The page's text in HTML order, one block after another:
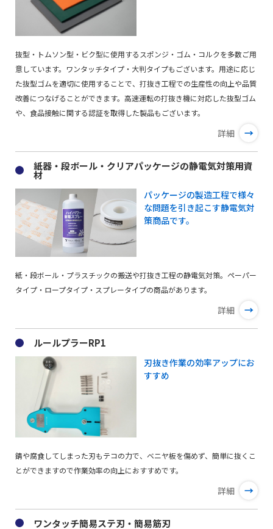
→
詳細
抜型・トムソン型・ビク型に使用するスポンジ・ゴム・コルクを多数ご用
意しています。ワンタッチタイプ・大判タイプもございます。用途に応じ
た抜型ゴムを適切に使用することで、打抜き工程での生産性の向上や品質
改善につなげることができます。高速運転の打抜き機に対応した抜型ゴム
や、食品接触に関する認証を取得した製品もございます。
紙器・段ボール・クリアパッケージの静電気対策用資
材
パッケージの製造工程で様々
な問題を引き起こす静電気対
策商品です。
→
詳細
紙・段ボール・プラスチックの搬送や打抜き工程の静電気対策。ペーパー
タイプ・ロープタイプ・スプレータイプの商品があります。
ルールプラーRP1
刃抜き作業の効率アップにお
すすめ
→
詳細
錆や腐食してしまった刃もテコの力で、ベニヤ板を傷めず、簡単に抜くこ
とができますので作業効率の向上におすすめです。
ワンタッチ簡易ステ刃・簡易筋刃